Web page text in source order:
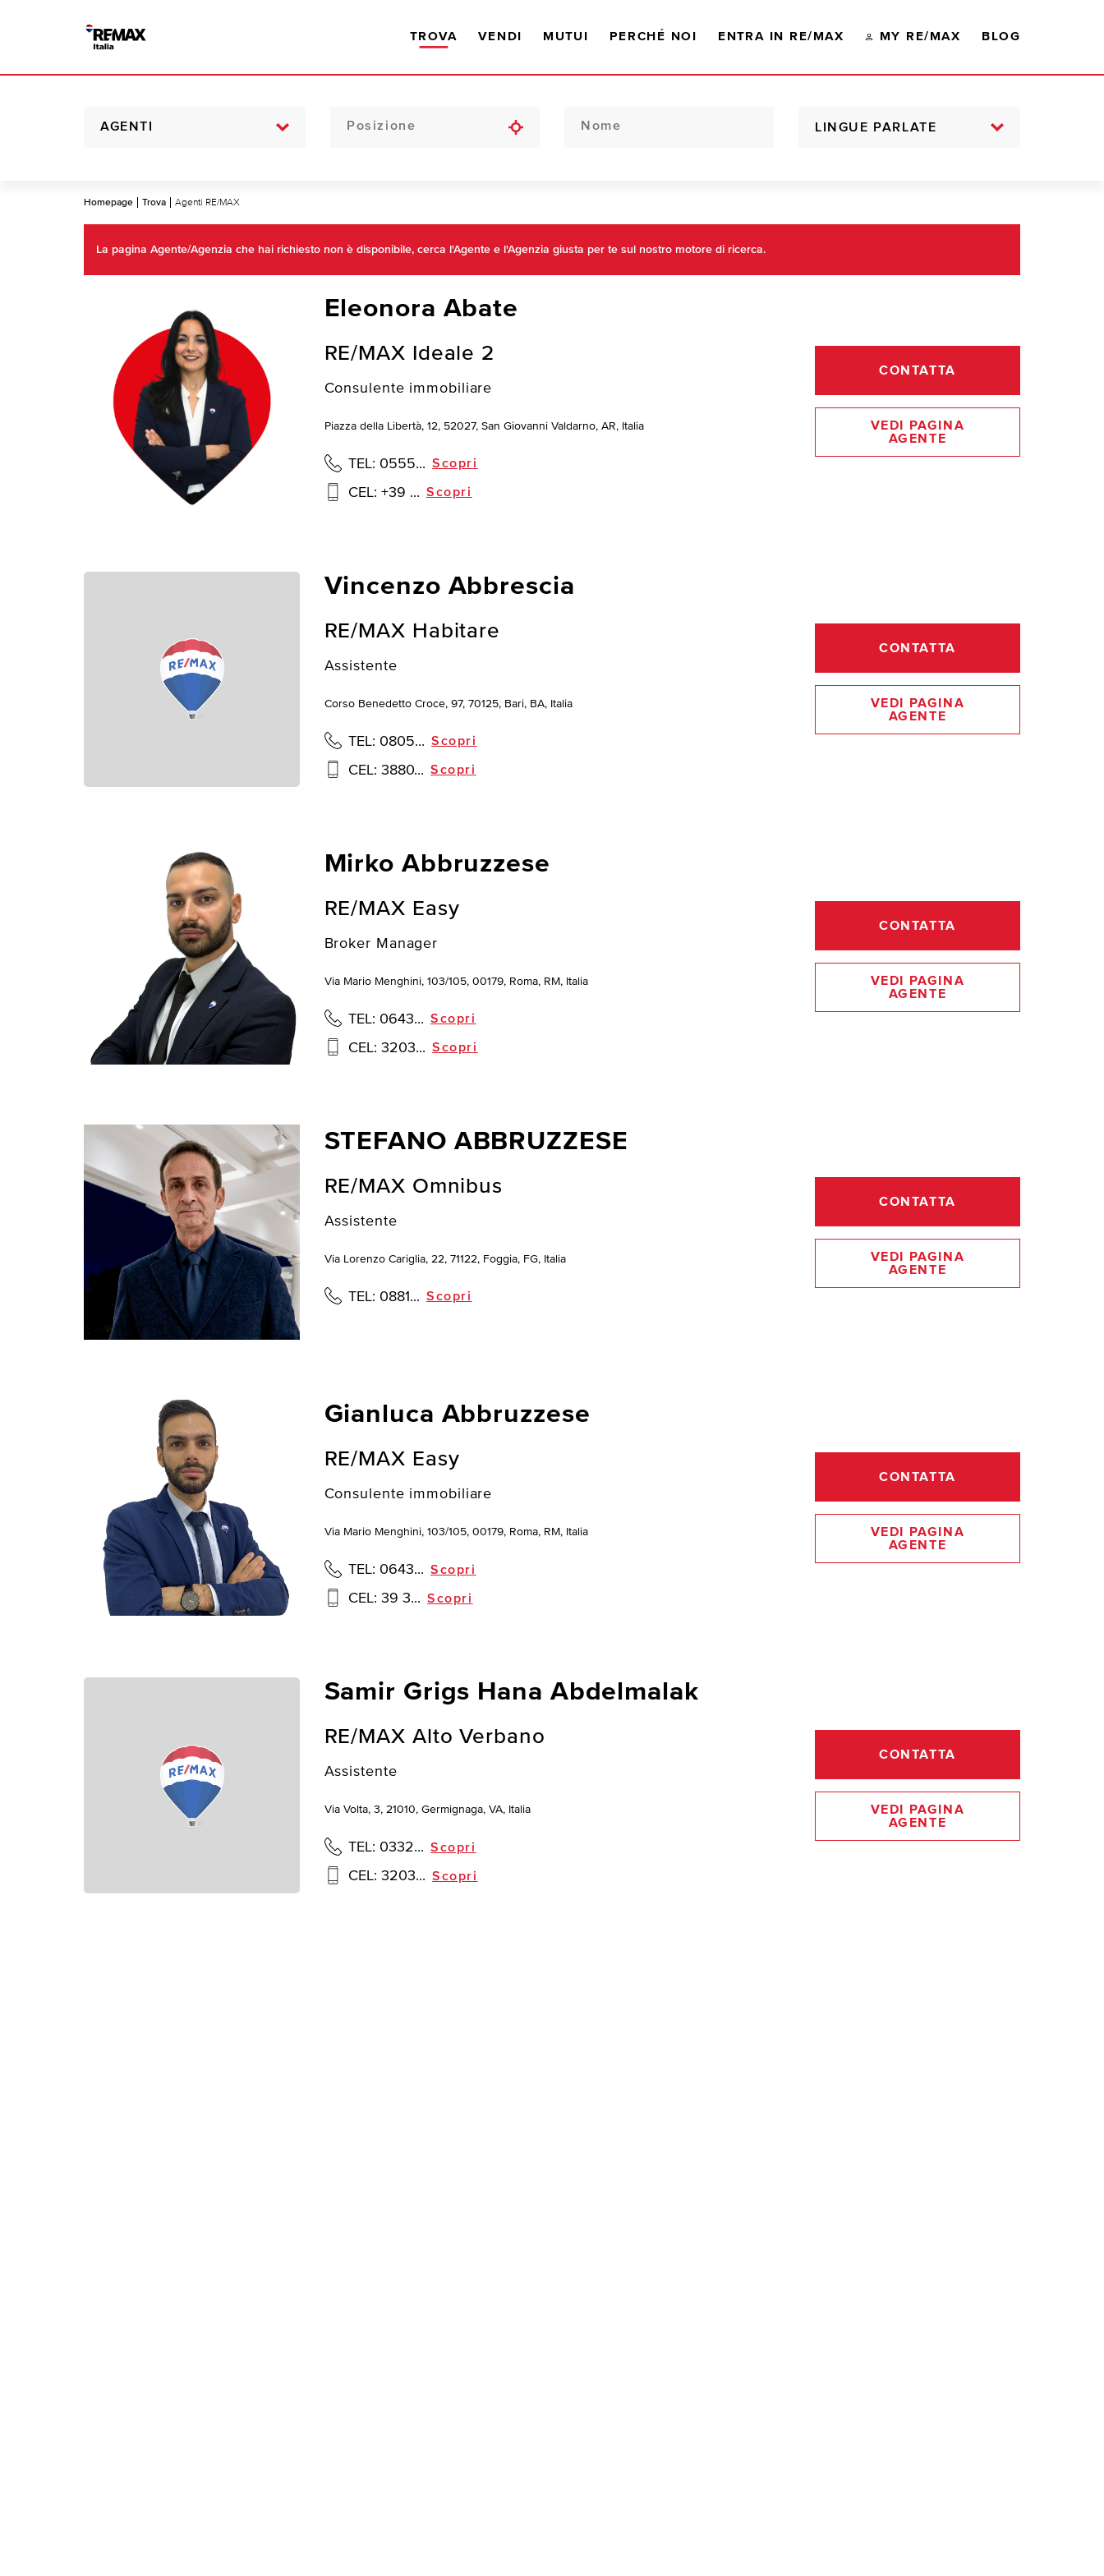
TROVA VENDI MUTUI PERCHÉ NOI ENTRA IN RE/MAX MY RE/MAX BLOG
AGENTI LINGUE PARLATE
Homepage Trova Agenti RE/MAX
La pagina Agente/Agenzia che hai richiesto non è disponibile, cerca l'Agente e l'Agenzia giusta per te sul nostro motore di ricerca.
Eleonora Abate
RE/MAX Ideale 2
Consulente immobiliare
Piazza della Libertà, 12, 52027, San Giovanni Valdarno, AR, Italia
TEL: 0555... Scopri
CEL: +39 ... Scopri
CONTATTA
VEDI PAGINA
AGENTE
Vincenzo Abbrescia
RE/MAX Habitare
Assistente
Corso Benedetto Croce, 97, 70125, Bari, BA, Italia
TEL: 0805... Scopri
CEL: 3880... Scopri
CONTATTA
VEDI PAGINA
AGENTE
Mirko Abbruzzese
RE/MAX Easy
Broker Manager
Via Mario Menghini, 103/105, 00179, Roma, RM, Italia
TEL: 0643... Scopri
CEL: 3203... Scopri
CONTATTA
VEDI PAGINA
AGENTE
STEFANO ABBRUZZESE
RE/MAX Omnibus
Assistente
Via Lorenzo Cariglia, 22, 71122, Foggia, FG, Italia
TEL: 0881... Scopri
CONTATTA
VEDI PAGINA
AGENTE
Gianluca Abbruzzese
RE/MAX Easy
Consulente immobiliare
Via Mario Menghini, 103/105, 00179, Roma, RM, Italia
TEL: 0643... Scopri
CEL: 39 3... Scopri
CONTATTA
VEDI PAGINA
AGENTE
Samir Grigs Hana Abdelmalak
RE/MAX Alto Verbano
Assistente
Via Volta, 3, 21010, Germignaga, VA, Italia
TEL: 0332... Scopri
CEL: 3203... Scopri
CONTATTA
VEDI PAGINA
AGENTE